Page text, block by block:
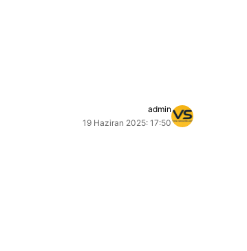
admin
19 Haziran 2025: 17:50